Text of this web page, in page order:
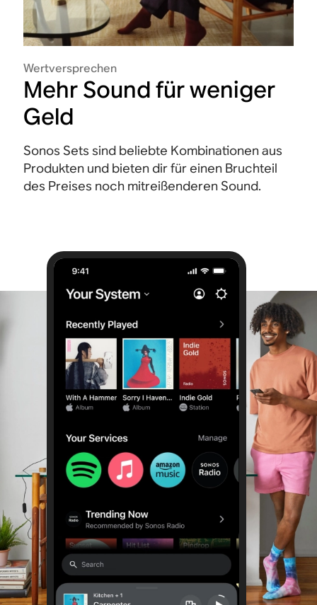
Wertversprechen
Mehr Sound für weniger
Geld
Sonos Sets sind beliebte Kombinationen aus
Produkten und bieten dir für einen Bruchteil
des Preises noch mitreißenderen Sound.